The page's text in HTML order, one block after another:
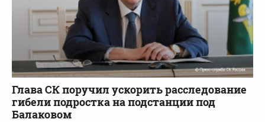
Глава СК поручил ускорить расследование
гибели подростка на подстанции под
Балаковом